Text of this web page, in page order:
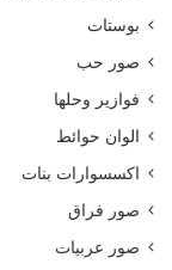
بوستات
صور حب
فوازير وحلها
الوان حوائط
اكسسوارات بنات
صور فراق
صور عربيات